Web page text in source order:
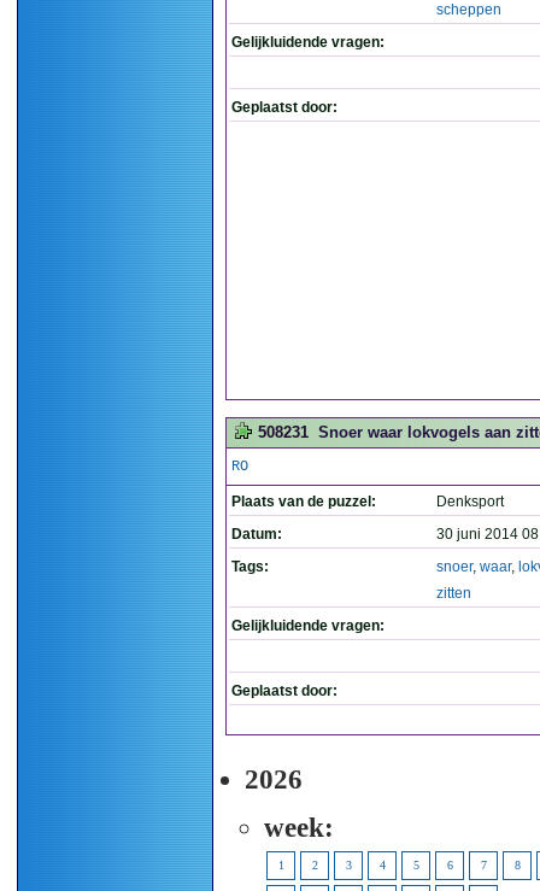
scheppen
Gelijkluidende vragen:
Geplaatst door:
508231 Snoer waar lokvogels aan
RO
Plaats van de puzzel:
Denksport
Datum:
30 juni 2014
Tags:
snoer, waar,
zitten
Gelijkluidende vragen:
Geplaatst door:
2026
week:
1 2 3 4 5 6 7 8